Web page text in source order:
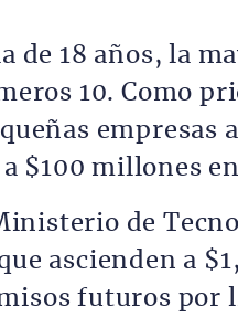
de 18 años, la
10. Como
empresas
$100 millones
de
ascienden a
futuros por